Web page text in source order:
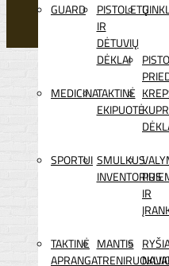
GUARD
PISTOLETŲ
IR
DĖTUVIŲ
DĖKLAI
MEDICINATAKTINĖ
EKIPUOTĖ
SPORTUI SMULKUS
INVENTORIUS
IR
TAKTINĖ
APRANGA
MANTIS
TRENIRUOKLIAI